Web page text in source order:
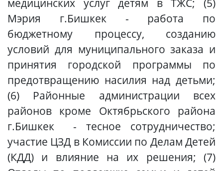
медицинских услуг детям в ТЖС; (5)
Мэрия г.Бишкек- работа по
бюджетному процессу, созданию
условий для муниципального заказа и
принятия городской программы по
предотвращению насилия над детьми;
(6)
Районные администрации всех
районов кроме Октябрьского района
г.Бишкек - тесное сотрудничество;
участие ЦЗД в Комиссии по Делам Детей
(КДД) и влияние на их решения; (7)